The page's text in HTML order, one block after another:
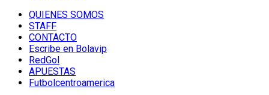
QUIENES SOMOS
STAFF
CONTACTO
Escribe en Bolavip
RedGol
APUESTAS
Futbolcentroamerica